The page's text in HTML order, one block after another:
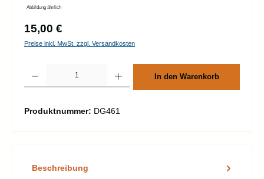
Abbildung ähnlich
Regulärer Preis:
15,00 €
Preise inkl. MwSt. zzgl. Versandkosten
In den Warenkorb
Produktnummer: DG461
Beschreibung